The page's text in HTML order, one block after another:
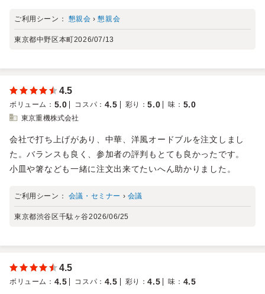
ご利用シーン： 懇親会 ›懇親会
東京都中野区本町2026/07/13
4.5
ボリューム ： 5.0 コスパ ： 4.5 彩り ：5.0 味 ： 5.0
東京重機株式会社
会社で打ち上げがあり、中華、洋風オードブルを注文しまし
た。バランスも良く、参加者の評判もとても良かったです。
小皿や箸なども一緒に注文出来てたいへん助かりました。
ご利用シーン： 会議・セミナー › 会議
東京都渋谷区千駄ヶ谷2026/06/25
4.5
ボリューム ： 4.5 コスパ ： 4.5 彩り ：4.5 味 ： 4.5